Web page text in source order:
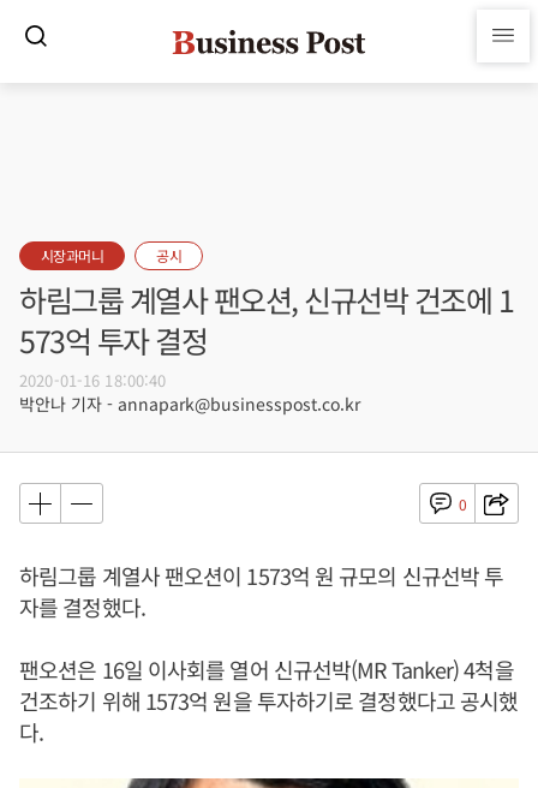
시장과머니 공시
하림그룹 계열사 팬오션, 신규선박 건조에 1
573억 투자 결정
2020-01-16 18:00:40
박안나 기자 - annapark@businesspost.co.kr
0
하림그룹 계열사 팬오션이 1573억 원 규모의 신규선박 투
자를 결정했다.
팬오션은 16일 이사회를 열어 신규선박(MR Tanker) 4척을
건조하기 위해 1573억 원을 투자하기로 결정했다고 공시했
다.